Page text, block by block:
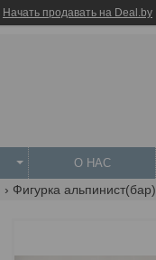
Начать продавать на Deal.by
О НАС
Фигурка альпинист(бар)